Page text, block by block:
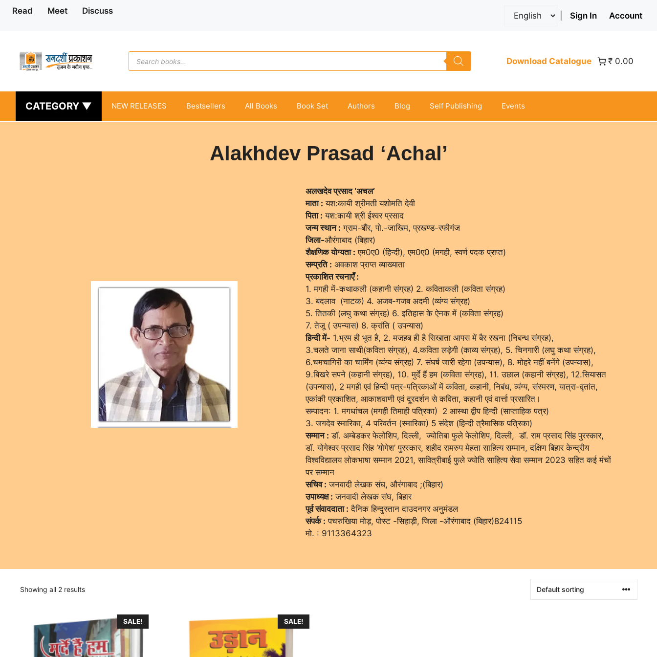
Skip
Read Meet Discuss Sign In Account
Products
search
Download Catalogue ₹ 0.00
CATEGORY ▼ NEW RELEASES Bestsellers All Books Book Set Authors Blog Self Publishing Events
Alakhdev Prasad ‘Achal’
अलखदेव प्रसाद ‘अचल’
माता : यश:कायी श्रीमती यशोमति देवी
पिता : यश:कायी श्री ईश्वर प्रसाद
जन्म स्थान : ग्राम-बौंर, पो.-जाखिम, प्रखण्ड-रफीगंज
जिला-औरंगाबाद (बिहार)
शैक्षणिक योग्यता : एम0ए0 (हिन्दी), एम0ए0 (मगही, स्वर्ण पदक प्राप्त)
सम्प्रति : अवकाश प्राप्त व्याख्याता
प्रकाशित रचनाएँ :
1. मगही में-कथाकली (कहानी संग्रह) 2. कविताकली (कविता संग्रह)
3. बदलाव (नाटक) 4. अजब-गजब अदमी (व्यंग्य संग्रह)
5. तितकी (लघु कथा संग्रह) 6. इतिहास के ऐनक में (कविता संग्रह)
7. तेजू ( उपन्यास) 8. क्रांति ( उपन्यास)
हिन्दी में- 1.भ्रम ही भूत है, 2. मजहब ही है सिखाता आपस में बैर रखना (निबन्ध संग्रह),
3.चलते जाना साथी(कविता संग्रह), 4.कविता लड़ेगी (काव्य संग्रह), 5. चिनगारी (लघु कथा संग्रह),
6.चमचागिरी का चार्मिंग (व्यंग्य संग्रह) 7. संघर्ष जारी रहेगा (उपन्यास), 8. मोहरे नहीं बनेंगे (उपन्यास),
9.बिखरे सपने (कहानी संग्रह), 10. मुर्दे हैं हम (कविता संग्रह), 11. उछाल (कहानी संग्रह), 12.सियासत
(उपन्यास), 2 मगही एवं हिन्दी पत्र-पत्रिकाओं में कविता, कहानी, निबंध, व्यंग्य, संस्मरण, यात्रा-वृतांत,
एकांकी प्रकाशित, आकाशवाणी एवं दूरदर्शन से कविता, कहानी एवं वार्त्ता प्रसारित।
सम्पादन: 1. मगधांचल (मगही तिमाही पत्रिका) 2 आस्था द्वीप हिन्दी (साप्ताहिक पत्र)
3. जगदेव स्मारिका, 4 परिवर्तन (स्मारिका) 5 संदेश (हिन्दी त्रैमासिक पत्रिका)
सम्मान : डॉ. अम्बेडकर फेलोशिप, दिल्ली, ज्योतिबा फुले फेलोशिप, दिल्ली, डॉ. राम प्रसाद सिंह पुरस्कार,
डॉ. योगेश्वर प्रसाद सिंह ‘योगेश’ पुरस्कार, शहीद रामरुप मेहता साहित्य सम्मान, दक्षिण बिहार केन्द्रीय
विश्वविद्यालय लोकभाषा सम्मान 2021, सावित्रीबाई फुले ज्योति साहित्य सेवा सम्मान 2023 सहित कई मंचों
पर सम्मान
सचिव : जनवादी लेखक संघ, औरंगाबाद ;(बिहार)
उपाध्यक्ष : जनवादी लेखक संघ, बिहार
पूर्व संवाददाता : दैनिक हिन्दुस्तान दाउदनगर अनुमंडल
संपर्क : पचरुखिया मोड़, पोस्ट -सिहाड़ी, जिला -औरंगाबाद (बिहार)824115
मो. : 9113364323
Showing all 2 results
SALE! SALE!